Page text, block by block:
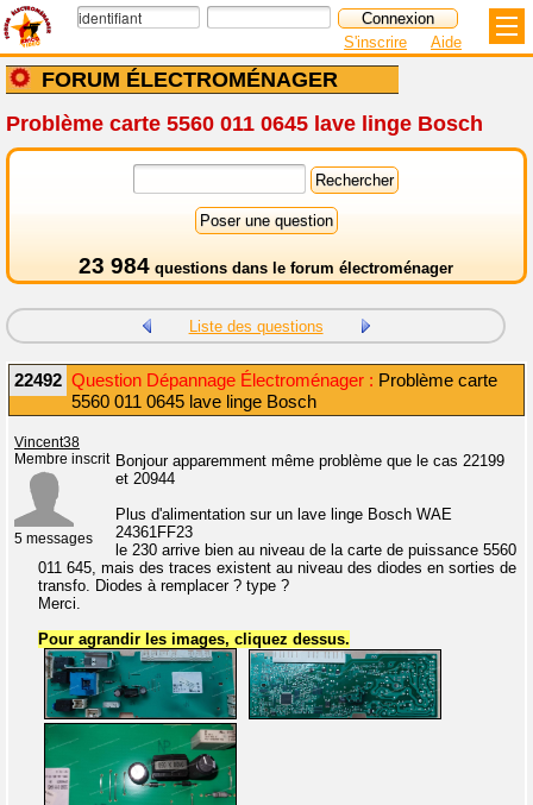
FORUM ÉLECTROMÉNAGER
S'inscrire Aide
Problème carte 5560 011 0645 lave linge Bosch
23 984 questions dans le forum électroménager
Liste des questions
22492 Question Dépannage Électroménager : Problème carte
5560 011 0645 lave linge Bosch
Vincent38
Membre inscrit
5 messages
Bonjour apparemment même problème que le cas 22199
et 20944
Plus d'alimentation sur un lave linge Bosch WAE
24361FF23
le 230 arrive bien au niveau de la carte de puissance 5560
011 645, mais des traces existent au niveau des diodes en sorties de
transfo. Diodes à remplacer ? type ?
Merci.
Pour agrandir les images, cliquez dessus.